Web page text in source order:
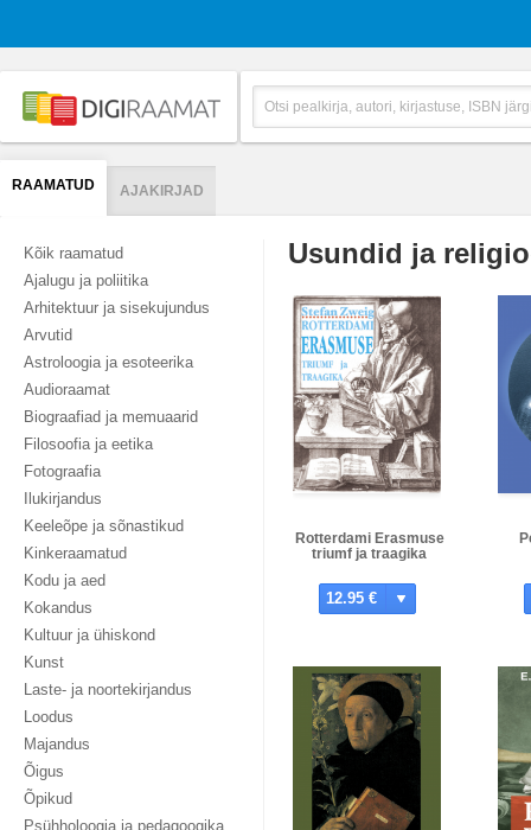
RAAMATUD AJAKIRJAD
Kõik raamatud
Ajalugu ja poliitika
Arhitektuur ja sisekujundus
Arvutid
Astroloogia ja esoteerika
Audioraamat
Biograafiad ja memuaarid
Filosoofia ja eetika
Fotograafia
Ilukirjandus
Keeleõpe ja sõnastikud
Kinkeraamatud
Kodu ja aed
Kokandus
Kultuur ja ühiskond
Kunst
Laste- ja noortekirjandus
Loodus
Majandus
Õigus
Õpikud
Psühholoogia ja pedagoogika
Usundid ja
Rotterdami Erasmuse
triumf ja traagika
12.95 €